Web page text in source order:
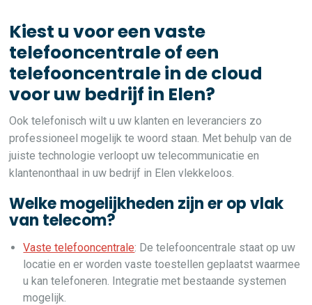
Kiest u voor een vaste
telefooncentrale of een
telefooncentrale in de cloud
voor uw bedrijf in Elen?
Ook telefonisch wilt u uw klanten en leveranciers zo
professioneel mogelijk te woord staan. Met behulp van de
juiste technologie verloopt uw telecommunicatie en
klantenonthaal in uw bedrijf in Elen vlekkeloos.
Welke mogelijkheden zijn er op vlak
van telecom?
Vaste telefooncentrale: De telefooncentrale staat op uw
locatie en er worden vaste toestellen geplaatst waarmee
u kan telefoneren. Integratie met bestaande systemen
mogelijk.